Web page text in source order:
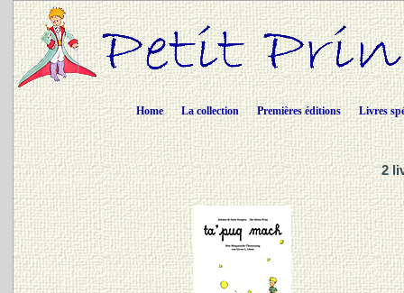
Home La collection Premières éditions Livres
2